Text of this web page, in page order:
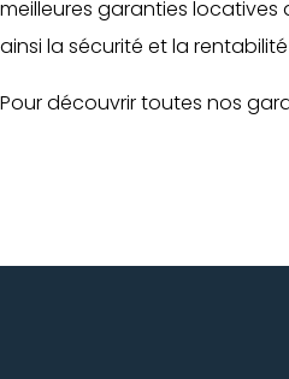
meilleures garanties
ainsi la sécurité et la
Pour découvrir toutes nos